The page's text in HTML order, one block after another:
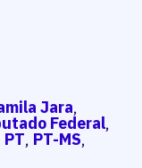
Jara,
Federal,
PT, PT-MS,